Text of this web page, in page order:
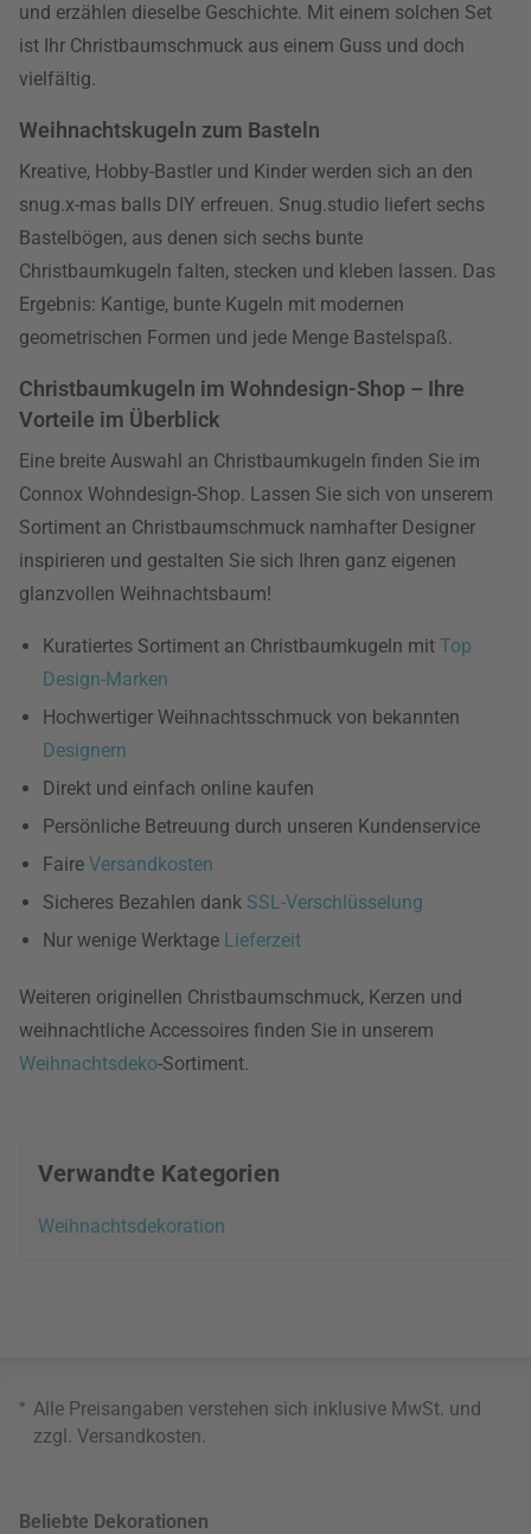
und erzählen dieselbe Geschichte. Mit einem solchen Set
ist Ihr Christbaumschmuck aus einem Guss und doch
vielfältig.
Weihnachtskugeln zum Basteln
Kreative, Hobby-Bastler und Kinder werden sich an den
snug.x-mas balls DIY erfreuen. Snug.studio liefert sechs
Bastelbögen, aus denen sich sechs bunte
Christbaumkugeln falten, stecken und kleben lassen. Das
Ergebnis: Kantige, bunte Kugeln mit modernen
geometrischen Formen und jede Menge Bastelspaß.
Christbaumkugeln im Wohndesign-Shop – Ihre
Vorteile im Überblick
Eine breite Auswahl an Christbaumkugeln finden Sie im
Connox Wohndesign-Shop. Lassen Sie sich von unserem
Sortiment an Christbaumschmuck namhafter Designer
inspirieren und gestalten Sie sich Ihren ganz eigenen
glanzvollen Weihnachtsbaum!
Kuratiertes Sortiment an Christbaumkugeln mit Top
Design-Marken
Hochwertiger Weihnachtsschmuck von bekannten
Designern
Direkt und einfach online kaufen
Persönliche Betreuung durch unseren Kundenservice
Faire Versandkosten
Sicheres Bezahlen dank SSL-Verschlüsselung
Nur wenige Werktage Lieferzeit
Weiteren originellen Christbaumschmuck, Kerzen und
weihnachtliche Accessoires finden Sie in unserem
Weihnachtsdeko-Sortiment.
Verwandte Kategorien
Weihnachtsdekoration
* Alle Preisangaben verstehen sich inklusive MwSt. und
zzgl. Versandkosten.
Beliebte Dekorationen